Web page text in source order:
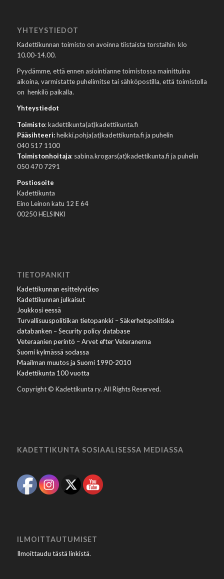
YHTEYSTIEDOT
Kadettikunnan toimisto on avoinna tiistaista torstaihin klo
10.00-14.00.
Pyydämme, että ennen asiointianne toimistossa mainittuina
aikoina, varmistatte puhelimitse tai sähköpostilla, että toimistolla
on henkilö paikalla.
Yhteystiedot
Toimisto: kadettikunta(at)kadettikunta.fi
Pääsihteeri:heikki.pohja(at)kadettikunta.fi ja puhelin
040 517 1100
Toimistonhoitaja: sabina.krogars(at)kadettikunta.fi ja puhelin
050 470 7291
Postiosoite
Kadettikunta
Eino Leinon katu 12 E 64
00250 HELSINKI
TIETOPANKIT
Kadettikunnan esittelyvideo
Kadettikunnan julkaisut
Joukkosi eessä
Turvallisuuspolitiikan tietopankki – Säkerhetspolitiska
databanken – Security policy database
Veteraanien perintö – Arvet efter Veteranerna
Suomi kylmässä sodassa
Maailman muutos ja Suomi 1990-2010
Kadettikunta 100 vuotta
Copyright © Kadettikunta ry. All Rights Reserved.
KADETTIKUNTA SOSIAALISESSA MEDIASSA
ILMOITTAUTUMISET
Ilmoittaudu tästä linkistä.